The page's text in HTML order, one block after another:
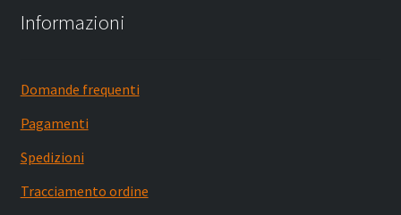
Informazioni
Domande frequenti
Pagamenti
Spedizioni
Tracciamento ordine